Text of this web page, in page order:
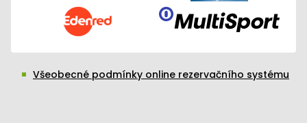
Všeobecné podmínky online rezervačního systému